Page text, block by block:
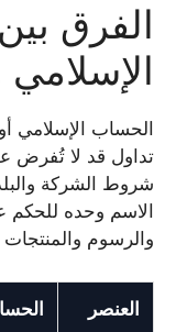
الفرق
تداول قد لا تُفرض
شروط الشركة
الاسم وحده
والرسوم
العنصر